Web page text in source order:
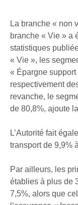
La branche « non
branche « Vie » a
statistiques
« Vie », les
« Épargne
respectivement
revanche, le
de 80,8%, ajoute
L’Autorité fait
transport de 9,9%
Par ailleurs, les
établies à plus de
7,5%, alors que